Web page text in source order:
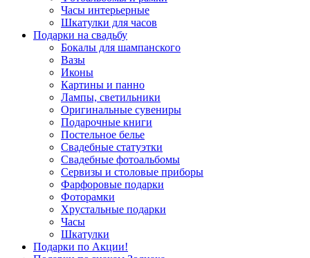
Часы интерьерные
Шкатулки для часов
Подарки на свадьбу
Бокалы для шампанского
Вазы
Иконы
Картины и панно
Лампы, светильники
Оригинальные сувениры
Подарочные книги
Постельное белье
Свадебные статуэтки
Свадебные фотоальбомы
Сервизы и столовые приборы
Фарфоровые подарки
Фоторамки
Хрустальные подарки
Часы
Шкатулки
Подарки по Акции!